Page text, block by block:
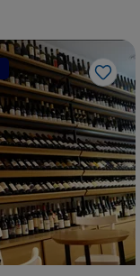
J’aime